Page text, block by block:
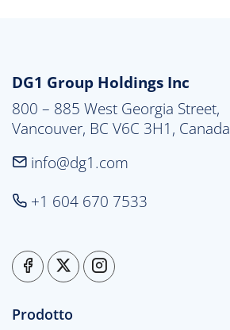
DG1 Group Holdings Inc
800 – 885 West Georgia Street,
Vancouver, BC V6C 3H1, Canada
info@dg1.com
+1 604 670 7533
Prodotto